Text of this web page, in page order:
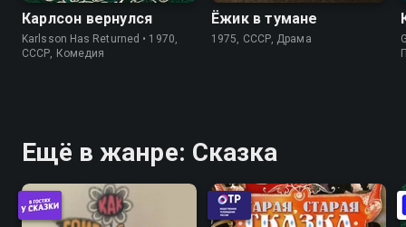
Карлсон вернулся
Karlsson Has Returned • 1970,
СССР, Комедия
Ёжик в тумане
1975, СССР, Драма
Ещё в жанре: Сказка